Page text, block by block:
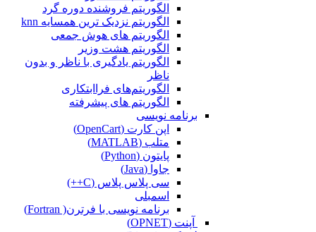
الگوریتم فروشنده دوره گرد
الگوریتم نزدیک ترین همسایه knn
الگوریتم های هوش جمعی
الگوریتم هشت وزیر
الگوریتم یادگیری با ناظر و بدون
ناظر
الگوریتم‌های فراابتکاری
الگوریتم های پیشرفته
برنامه نویسی
اپن کارت (OpenCart)
متلب (MATLAB)
پایتون (Python)
جاوا (Java)
سی پلاس پلاس (C++)
اسمبلی
برنامه نویسی با فرترن( Fortran)
آپنت (OPNET)